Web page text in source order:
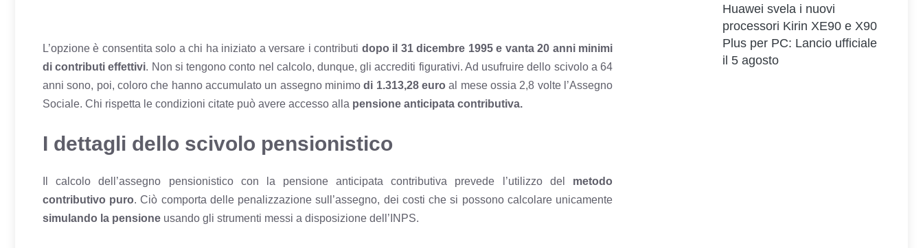
L’opzione è consentita solo a chi ha iniziato a versare i contributi dopo il 31 dicembre 1995 e vanta 20 anni minimi
di contributi effettivi. Non si tengono conto nel calcolo, dunque, gli accrediti figurativi. Ad usufruire dello scivolo a 64
anni sono, poi, coloro che hanno accumulato un assegno minimodi 1.313,28 euro al mese ossia 2,8 volte l’Assegno
Sociale. Chi rispetta le condizioni citate può avere accesso alla pensione anticipata contributiva.
I dettagli dello scivolo pensionistico
Il calcolo dell’assegno pensionistico con la pensione anticipata contributiva prevede l’utilizzo del metodo
contributivo puro. Ciò comporta delle penalizzazione sull’assegno, dei costi che si possono calcolare unicamente
simulando la pensione usando gli strumenti messi a disposizione dell’INPS.
Huawei svela i nuovi
processori Kirin XE90 e X90
Plus per PC: Lancio ufficiale
il 5 agosto